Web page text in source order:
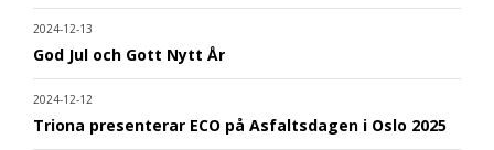
2024-12-13
God Jul och Gott Nytt År
2024-12-12
Triona presenterar ECO på Asfaltsdagen i Oslo 2025